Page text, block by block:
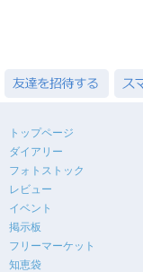
トップページ
ダイアリー
フォトストック
レビュー
イベント
掲示板
フリーマーケット
知恵袋